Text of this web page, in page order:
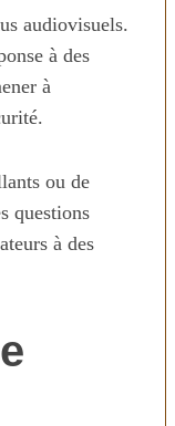
audiovisuels.
à des
à
ou de
questions
à des